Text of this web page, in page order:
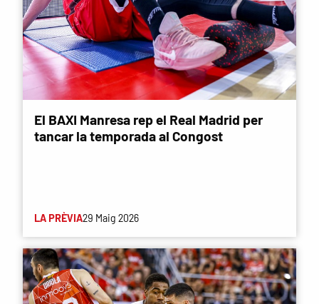
El BAXI Manresa rep el Real Madrid per
tancar la temporada al Congost
LA PRÈVIA29 Maig 2026